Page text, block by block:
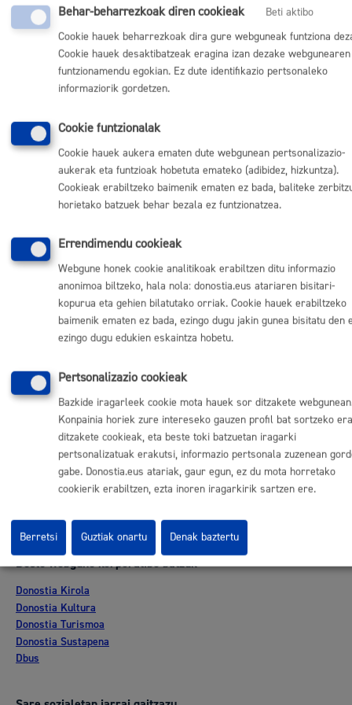
gehigarrian du eragina)
Textua:
Aldaketak:
JarduerenKokapena 29-5-09.pdf (23
Testu
bategina:
Itzuli
Komunika zaitez Donostiako Udalarekin
(doan Donostiatik)
(+34) 943 481 000
Herritarren postontzia
Esteka erabilgarriak
Lan eskaintza
Kontratatzailaren profila
Egoitza elektronikoa
Mapak - GeoDonostia
Web-mapa
Beste webgune korporatibo batzuk
Donostia Kirola
Donostia Kultura
Donostia Turismoa
Donostia Sustapena
Dbus
Behar-beharrezkoak diren cookieak
Beti aktibo
Cookie hauek beharrezkoak dira gure webguneak funtziona
Cookie hauek desaktibatzeak eragina izan dezake webgunearen
funtzionamendu egokian. Ez dute identifikazio pertsonaleko
informaziorik gordetzen.
Cookie funtzionalak
Cookie hauek aukera ematen dute webgunean pertsonalizazio-
aukerak eta funtzioak hobetuta emateko (adibidez, hizkuntza).
Cookieak erabiltzeko baimenik ematen ez bada, baliteke
horietako batzuek behar bezala ez funtzionatzea.
Errendimendu cookieak
Webgune honek cookie analitikoak erabiltzen ditu informazio
anonimoa biltzeko, hala nola: donostia.eus atariaren bisitari-
kopurua eta gehien bilatutako orriak. Cookie hauek erabiltzeko
baimenik ematen ez bada, ezingo dugu jakin gunea bisitatu den
ezingo dugu edukien eskaintza hobetu.
Pertsonalizazio cookieak
Bazkide iragarleek cookie mota hauek sor ditzakete
Konpainia horiek zure intereseko gauzen profil bat sortzeko
ditzakete cookieak, eta beste toki batzuetan iragarki
pertsonalizatuak erakutsi, informazio pertsonala zuzenean
gabe. Donostia.eus atariak, gaur egun, ez du mota horretako
cookierik erabiltzen, ezta inoren iragarkirik sartzen ere.
Denak baztertu
Berretsi Guztiak onartu